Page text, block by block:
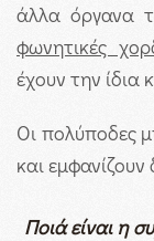
άλλα όργανα
φωνητικές
έχουν την ίδια
Οι πολύποδες
και
Ποιά είναι η